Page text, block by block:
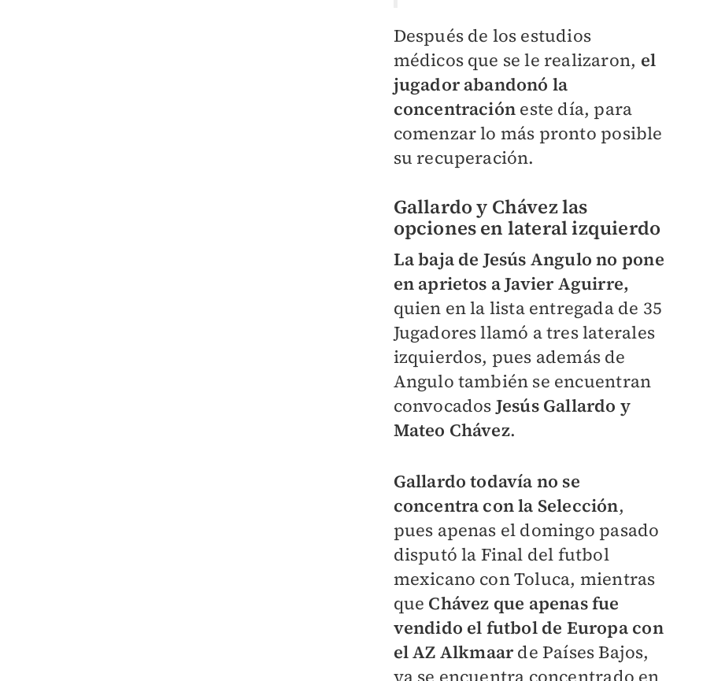
Después de los estudios
médicos que se le realizaron, el
jugador abandonó la
concentración este día, para
comenzar lo más pronto posible
su recuperación.
Gallardo y Chávez las
opciones en lateral izquierdo
La baja de Jesús Angulo no pone
en aprietos a Javier Aguirre,
quien en la lista entregada de 35
Jugadores llamó a tres laterales
izquierdos, pues además de
Angulo también se encuentran
convocados Jesús Gallardo y
Mateo Chávez.
Gallardo todavía no se
concentra con la Selección,
pues apenas el domingo pasado
disputó la Final del futbol
mexicano con Toluca, mientras
que Chávez que apenas fue
vendido el futbol de Europa con
el AZ Alkmaarde Países Bajos,
ya se encuentra concentrado en